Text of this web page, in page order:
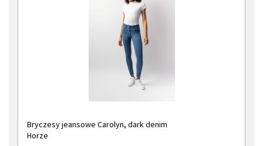
Bryczesy jeansowe Carolyn, dark denim
Horze